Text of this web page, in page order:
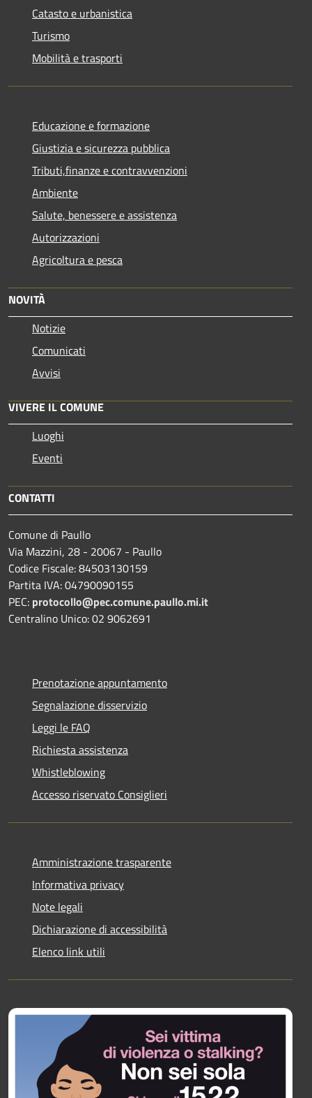
Catasto e urbanistica
Turismo
Mobilità e trasporti
Educazione e formazione
Giustizia e sicurezza pubblica
Tributi,finanze e contravvenzioni
Ambiente
Salute, benessere e assistenza
Autorizzazioni
Agricoltura e pesca
NOVITÀ
Notizie
Comunicati
Avvisi
VIVERE IL COMUNE
Luoghi
Eventi
CONTATTI
Comune di Paullo
Via Mazzini, 28 - 20067 - Paullo
Codice Fiscale: 84503130159
Partita IVA: 04790090155
PEC: protocollo@pec.comune.paullo.mi.it
Centralino Unico: 02 9062691
Prenotazione appuntamento
Segnalazione disservizio
Leggi le FAQ
Richiesta assistenza
Whistleblowing
Accesso riservato Consiglieri
Amministrazione trasparente
Informativa privacy
Note legali
Dichiarazione di accessibilità
Elenco link utili